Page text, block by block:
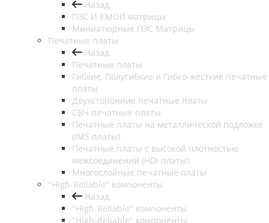
Назад
ПЗС И КМОП матрицы
Миниатюрные ПЗС Матрицы
Печатные платы
Назад
Печатные платы
Гибкие, Полугибкие и Гибко-жёсткие печатные
платы
Двухсторонние печатные платы
СВЧ печатные платы
Печатные платы на металлической подложке
(IMS платы)
Печатные платы с высокой плотностью
межсоединений (HDI платы)
Многослойные печатные платы
"High-Reliable" компоненты
Назад
"High-Reliable" компоненты
"High-Reliable" компоненты